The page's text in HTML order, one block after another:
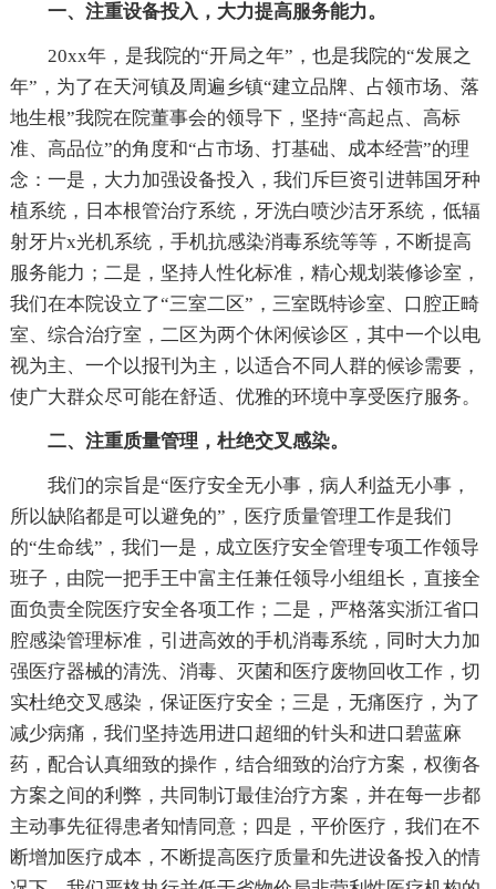
一、注重设备投入，大力提高服务能力。
20xx年，是我院的“开局之年”，也是我院的“发展之
年”，为了在天河镇及周遍乡镇“建立品牌、占领市场、落
地生根”我院在院董事会的领导下，坚持“高起点、高标
准、高品位”的角度和“占市场、打基础、成本经营”的理
念：一是，大力加强设备投入，我们斥巨资引进韩国牙种
植系统，日本根管治疗系统，牙洗白喷沙洁牙系统，低辐
射牙片x光机系统，手机抗感染消毒系统等等，不断提高
服务能力；二是，坚持人性化标准，精心规划装修诊室，
我们在本院设立了“三室二区”，三室既特诊室、口腔正畸
室、综合治疗室，二区为两个休闲候诊区，其中一个以电
视为主、一个以报刊为主，以适合不同人群的候诊需要，
使广大群众尽可能在舒适、优雅的环境中享受医疗服务。
二、注重质量管理，杜绝交叉感染。
我们的宗旨是“医疗安全无小事，病人利益无小事，
所以缺陷都是可以避免的”，医疗质量管理工作是我们
的“生命线”，我们一是，成立医疗安全管理专项工作领导
班子，由院一把手王中富主任兼任领导小组组长，直接全
面负责全院医疗安全各项工作；二是，严格落实浙江省口
腔感染管理标准，引进高效的手机消毒系统，同时大力加
强医疗器械的清洗、消毒、灭菌和医疗废物回收工作，切
实杜绝交叉感染，保证医疗安全；三是，无痛医疗，为了
减少病痛，我们坚持选用进口超细的针头和进口碧蓝麻
药，配合认真细致的操作，结合细致的治疗方案，权衡各
方案之间的利弊，共同制订最佳治疗方案，并在每一步都
主动事先征得患者知情同意；四是，平价医疗，我们在不
断增加医疗成本，不断提高医疗质量和先进设备投入的情